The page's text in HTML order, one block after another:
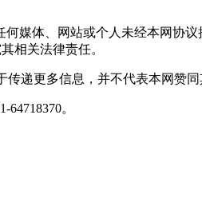
媒体、网站或个人未经本网协
相关法律责任。
递更多信息，并不代表本网赞同
。